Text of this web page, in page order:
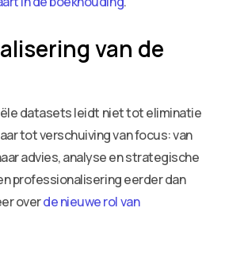
van de
datasets leidt niet tot eliminatie
tot verschuiving van focus: van
advies, analyse en strategische
professionalisering eerder dan
overde nieuwe rol van